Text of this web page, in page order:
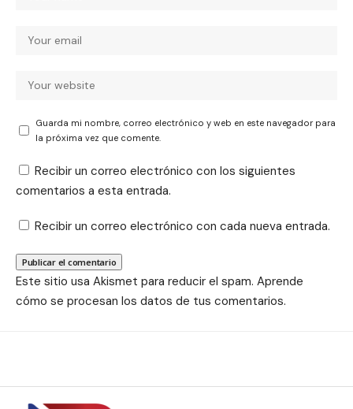
Guarda mi nombre, correo electrónico y web en este navegador para
la próxima vez que comente.
Recibir un correo electrónico con los siguientes
comentarios a esta entrada.
Recibir un correo electrónico con cada nueva entrada.
Este sitio usa Akismet para reducir el spam. Aprende
cómo se procesan los datos de tus comentarios.